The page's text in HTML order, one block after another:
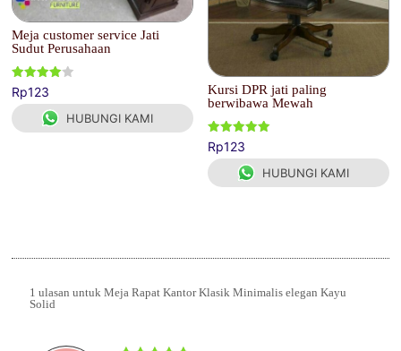
Meja customer service Jati
Sudut Perusahaan
Dinilai
4.00
dari 5
Rp123
HUBUNGI KAMI
Kursi DPR jati paling
berwibawa Mewah
Dinilai
5.00
dari 5
Rp123
HUBUNGI KAMI
1 ulasan untukMeja Rapat Kantor Klasik Minimalis elegan Kayu
Solid